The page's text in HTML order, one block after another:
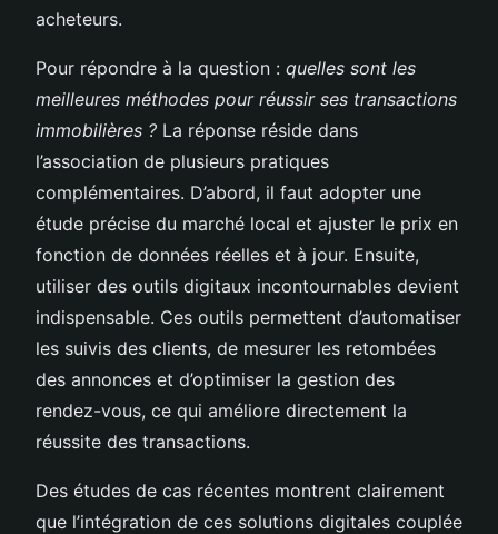
acheteurs.
Pour répondre à la question : quelles sont les
meilleures méthodes pour réussir ses transactions
immobilières ? La réponse réside dans
l’association de plusieurs pratiques
complémentaires. D’abord, il faut adopter une
étude précise du marché local et ajuster le prix en
fonction de données réelles et à jour. Ensuite,
utiliser des outils digitaux incontournables devient
indispensable. Ces outils permettent d’automatiser
les suivis des clients, de mesurer les retombées
des annonces et d’optimiser la gestion des
rendez-vous, ce qui améliore directement la
réussite des transactions.
Des études de cas récentes montrent clairement
que l’intégration de ces solutions digitales couplée